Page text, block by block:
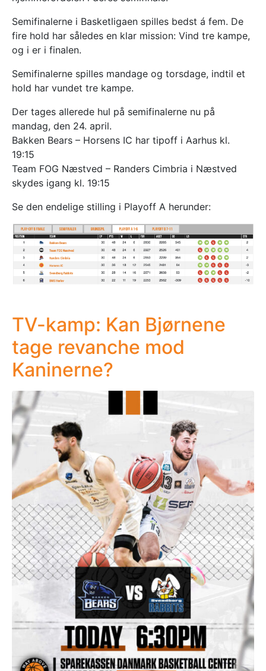
Semifinalerne i Basketligaen spilles bedst á fem. De
fire hold har således en klar mission: Vind tre kampe,
og i er i finalen.
Semifinalerne spilles mandage og torsdage, indtil et
hold har vundet tre kampe.
Der tages allerede hul på semifinalerne nu på
mandag, den 24. april.
Bakken Bears – Horsens IC har tipoff i Aarhus kl.
19:15
Team FOG Næstved – Randers Cimbria i Næstved
skydes igang kl. 19:15
Se den endelige stilling i Playoff A herunder:
TV-kamp: Kan Bjørnene
tage revanche mod
Kaninerne?